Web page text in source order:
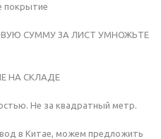
покрытие
СУММУ ЗА ЛИСТ УМНОЖЬТЕ
НА СКЛАДЕ
Не за квадратный метр.
в Китае, можем предложить